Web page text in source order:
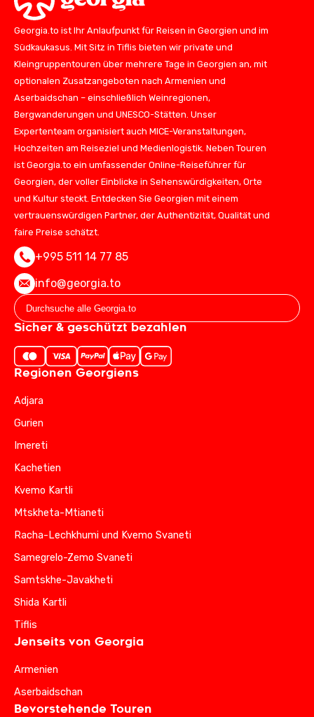
Georgia.to ist Ihr Anlaufpunkt für Reisen in Georgien und im
Südkaukasus. Mit Sitz in Tiflis bieten wir private und
Kleingruppentouren über mehrere Tage in Georgien an, mit
optionalen Zusatzangeboten nach Armenien und
Aserbaidschan – einschließlich Weinregionen,
Bergwanderungen und UNESCO-Stätten. Unser
Expertenteam organisiert auch MICE-Veranstaltungen,
Hochzeiten am Reiseziel und Medienlogistik. Neben Touren
ist Georgia.to ein umfassender Online-Reiseführer für
Georgien, der voller Einblicke in Sehenswürdigkeiten, Orte
und Kultur steckt. Entdecken Sie Georgien mit einem
vertrauenswürdigen Partner, der Authentizität, Qualität und
faire Preise schätzt.
+995 511 14 77 85
info@georgia.to
Sicher & geschützt bezahlen
Regionen Georgiens
Adjara
Gurien
Imereti
Kachetien
Kvemo Kartli
Mtskheta-Mtianeti
Racha-Lechkhumi und Kvemo Svaneti
Samegrelo-Zemo Svaneti
Samtskhe-Javakheti
Shida Kartli
Tiflis
Jenseits von Georgia
Armenien
Aserbaidschan
Bevorstehende Touren